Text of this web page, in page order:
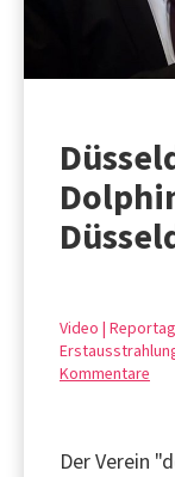
Video |
Kommentare
Der Verein